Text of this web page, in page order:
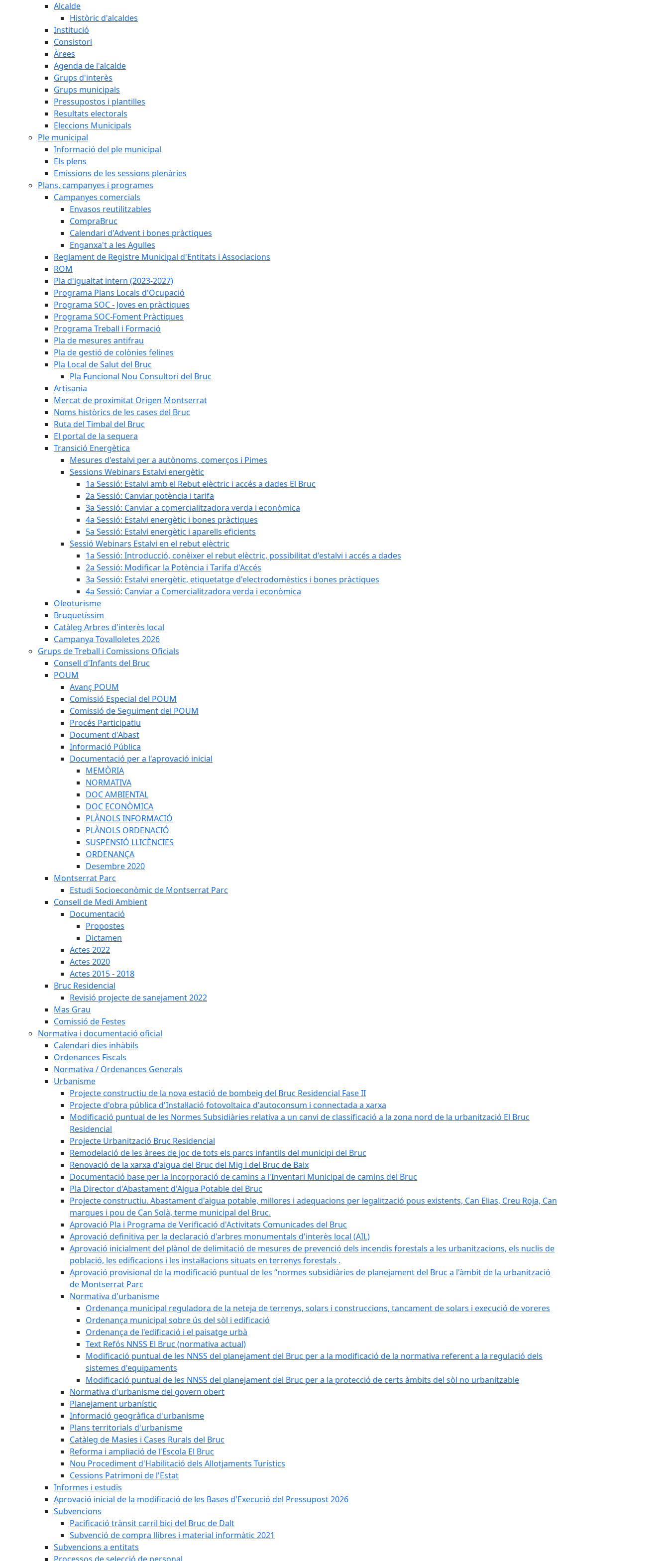
Alcalde
Històric d'alcaldes
Institució
Consistori
Àrees
Agenda de l'alcalde
Grups d'interès
Grups municipals
Pressupostos i plantilles
Resultats electorals
Eleccions Municipals
Ple municipal
Informació del ple municipal
Els plens
Emissions de les sessions plenàries
Plans, campanyes i programes
Campanyes comercials
Envasos reutilitzables
CompraBruc
Calendari d'Advent i bones pràctiques
Enganxa't a les Agulles
Reglament de Registre Municipal d'Entitats i Associacions
ROM
Pla d'igualtat intern (2023-2027)
Programa Plans Locals d'Ocupació
Programa SOC - Joves en pràctiques
Programa SOC-Foment Pràctiques
Programa Treball i Formació
Pla de mesures antifrau
Pla de gestió de colònies felines
Pla Local de Salut del Bruc
Pla Funcional Nou Consultori del Bruc
Artisania
Mercat de proximitat Origen Montserrat
Noms històrics de les cases del Bruc
Ruta del Timbal del Bruc
El portal de la sequera
Transició Energètica
Mesures d'estalvi per a autònoms, comerços i Pimes
Sessions Webinars Estalvi energètic
1a Sessió: Estalvi amb el Rebut elèctric i accés a dades El Bruc
2a Sessió: Canviar potència i tarifa
3a Sessió: Canviar a comercialitzadora verda i econòmica
4a Sessió: Estalvi energètic i bones pràctiques
5a Sessió: Estalvi energètic i aparells eficients
Sessió Webinars Estalvi en el rebut elèctric
1a Sessió: Introducció, conèixer el rebut elèctric, possibilitat d'estalvi i accés a dades
2a Sessió: Modificar la Potència i Tarifa d'Accés
3a Sessió: Estalvi energètic, etiquetatge d'electrodomèstics i bones pràctiques
4a Sessió: Canviar a Comercialitzadora verda i econòmica
Oleoturisme
Bruquetíssim
Catàleg Arbres d'interès local
Campanya Tovalloletes 2026
Grups de Treball i Comissions Oficials
Consell d'Infants del Bruc
POUM
Avanç POUM
Comissió Especial del POUM
Comissió de Seguiment del POUM
Procés Participatiu
Document d'Abast
Informació Pública
Documentació per a l'aprovació inicial
MEMÒRIA
NORMATIVA
DOC AMBIENTAL
DOC ECONÒMICA
PLÀNOLS INFORMACIÓ
PLÀNOLS ORDENACIÓ
SUSPENSIÓ LLICÈNCIES
ORDENANÇA
Desembre 2020
Montserrat Parc
Estudi Socioeconòmic de Montserrat Parc
Consell de Medi Ambient
Documentació
Propostes
Dictamen
Actes 2022
Actes 2020
Actes 2015 - 2018
Bruc Residencial
Revisió projecte de sanejament 2022
Mas Grau
Comissió de Festes
Normativa i documentació oficial
Calendari dies inhàbils
Ordenances Fiscals
Normativa / Ordenances Generals
Urbanisme
Projecte constructiu de la nova estació de bombeig del Bruc Residencial Fase II
Projecte d'obra pública d'Instal·lació fotovoltaica d'autoconsum i connectada a xarxa
Modificació puntual de les Normes Subsidiàries relativa a un canvi de classificació a la zona nord de la urbanització El Bruc
Residencial
Projecte Urbanització Bruc Residencial
Remodelació de les àrees de joc de tots els parcs infantils del municipi del Bruc
Renovació de la xarxa d'aigua del Bruc del Mig i del Bruc de Baix
Documentació base per la incorporació de camins a l'Inventari Municipal de camins del Bruc
Pla Director d'Abastament d'Aigua Potable del Bruc
Projecte constructiu. Abastament d'aigua potable, millores i adequacions per legalització pous existents, Can Elias, Creu Roja, Can
marques i pou de Can Solà, terme municipal del Bruc.
Aprovació Pla i Programa de Verificació d'Activitats Comunicades del Bruc
Aprovació definitiva per la declaració d'arbres monumentals d'interès local (AIL)
Aprovació inicialment del plànol de delimitació de mesures de prevenció dels incendis forestals a les urbanitzacions, els nuclis de
població, les edificacions i les instal·lacions situats en terrenys forestals .
Aprovació provisional de la modificació puntual de les “normes subsidiàries de planejament del Bruc a l'àmbit de la urbanització
de Montserrat Parc
Normativa d'urbanisme
Ordenança municipal reguladora de la neteja de terrenys, solars i construccions, tancament de solars i execució de voreres
Ordenança municipal sobre ús del sòl i edificació
Ordenança de l'edificació i el paisatge urbà
Text Refós NNSS El Bruc (normativa actual)
Modificació puntual de les NNSS del planejament del Bruc per a la modificació de la normativa referent a la regulació dels
sistemes d'equipaments
Modificació puntual de les NNSS del planejament del Bruc per a la protecció de certs àmbits del sòl no urbanitzable
Normativa d'urbanisme del govern obert
Planejament urbanístic
Informació geogràfica d'urbanisme
Plans territorials d'urbanisme
Catàleg de Masies i Cases Rurals del Bruc
Reforma i ampliació de l'Escola El Bruc
Nou Procediment d'Habilitació dels Allotjaments Turístics
Cessions Patrimoni de l'Estat
Informes i estudis
Aprovació inicial de la modificació de les Bases d'Execució del Pressupost 2026
Subvencions
Pacificació trànsit carril bici del Bruc de Dalt
Subvenció de compra llibres i material informàtic 2021
Subvencions a entitats